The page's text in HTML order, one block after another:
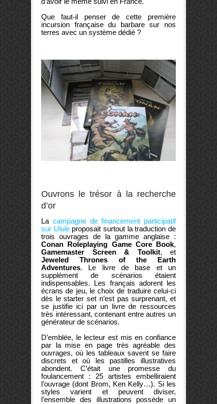
Que faut-il penser de cette première
incursion française du barbare sur nos
terres avec un système dédié ?
Ouvrons le trésor à la recherche
d’or
La campagne de financement participatif
sur Ululeproposait surtout la traduction de
trois ouvrages de la gamme anglaise :
Conan Roleplaying Game Core Book,
Gamemaster Screen & Toolkit, et
Jeweled Thrones of the Earth
Adventures. Le livre de base et un
supplément de scénarios étaient
indispensables. Les français adorent les
écrans de jeu, le choix de traduire celui-ci
dès le starter set n’est pas surprenant, et
se justifie ici par un livre de ressources
très intéressant, contenant entre autres un
générateur de scénarios.
D’emblée, le lecteur est mis en confiance
par la mise en page très agréable des
ouvrages, où les tableaux savent se faire
discrets et où les pastilles illustratives
abondent. C’était une promesse du
foulancement : 25 artistes embelliraient
l’ouvrage (dont Brom, Ken Kelly…). Si les
styles varient et peuvent diviser,
l’ensemble des illustrations possède un